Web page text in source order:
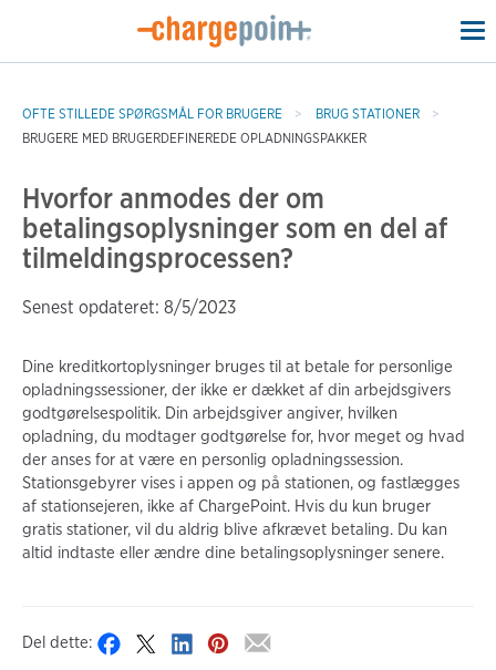
OFTE STILLEDE SPØRGSMÅL FOR BRUGERE
BRUG STATIONER
BRUGERE MED BRUGERDEFINEREDE OPLADNINGSPAKKER
Hvorfor anmodes der om
betalingsoplysninger som en del af
tilmeldingsprocessen?
Senest opdateret: 8/5/2023
Dine kreditkortoplysninger bruges til at betale for personlige
opladningssessioner, der ikke er dækket af din arbejdsgivers
godtgørelsespolitik. Din arbejdsgiver angiver, hvilken
opladning, du modtager godtgørelse for, hvor meget og hvad
der anses for at være en personlig opladningssession.
Stationsgebyrer vises i appen og på stationen, og fastlægges
af stationsejeren, ikke af ChargePoint. Hvis du kun bruger
gratis stationer, vil du aldrig blive afkrævet betaling. Du kan
altid indtaste eller ændre dine betalingsoplysninger senere.
Del dette: